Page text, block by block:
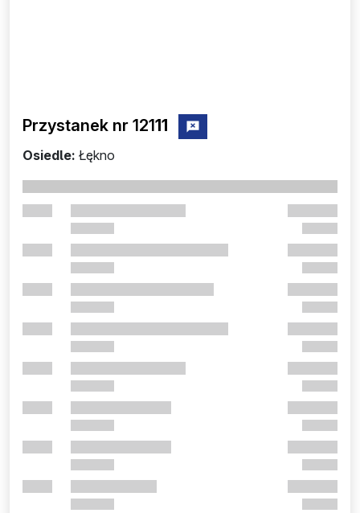
Przystanek nr 12111 zgłoś przystanek nr 12111
Osiedle: Łękno